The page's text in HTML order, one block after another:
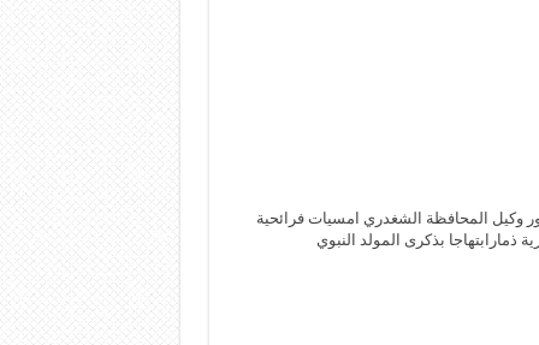
وكيل المحافظة الشغدري امسيات فرائحية
ذمارابتهاجا بذكرى المولد النبوي